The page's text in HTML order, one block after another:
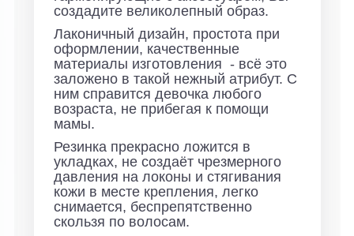
создадите великолепный образ.
Лаконичный дизайн, простота при
оформлении, качественные
материалы изготовления - всё это
заложено в такой нежный атрибут. С
ним справится девочка любого
возраста, не прибегая к помощи
мамы.
Резинка прекрасно ложится в
укладках, не создаёт чрезмерного
давления на локоны и стягивания
кожи в месте крепления, легко
снимается, беспрепятственно
скользя по волосам.